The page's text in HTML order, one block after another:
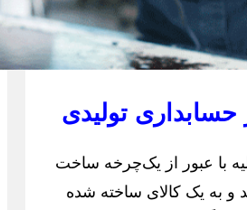
حسابداری تولیدی
با عبور از یک‌چرخه ساخت
و به یک کالای ساخته شده